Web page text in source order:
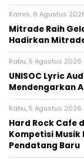
Kamis, 6 Agustus
Mitrade Raih
Hadirkan
Rabu, 5 Agustus 2026
UNISOC Lyric
Mendengarkan
Rabu, 5 Agustus 2026
Hard Rock Cafe
Kompetisi Musik
Pendatang Baru